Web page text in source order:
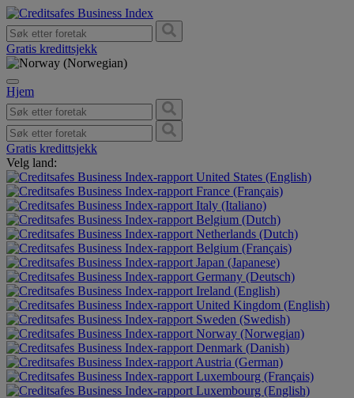
Gratis kredittsjekk
Hjem
Gratis kredittsjekk
Velg land:
United States (English)
France (Français)
Italy (Italiano)
Belgium (Dutch)
Netherlands (Dutch)
Belgium (Français)
Japan (Japanese)
Germany (Deutsch)
Ireland (English)
United Kingdom (English)
Sweden (Swedish)
Norway (Norwegian)
Denmark (Danish)
Austria (German)
Luxembourg (Français)
Luxembourg (English)